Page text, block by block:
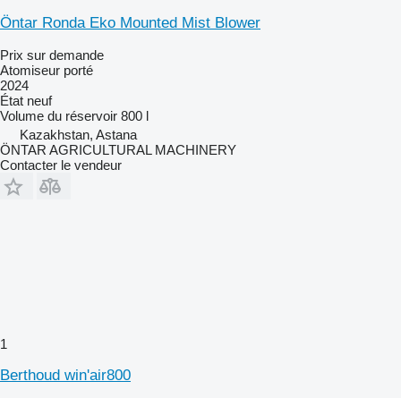
Öntar Ronda Eko Mounted Mist Blower
Prix sur demande
Atomiseur porté
2024
État neuf
Volume du réservoir 800 l
Kazakhstan, Astana
ÖNTAR AGRICULTURAL MACHINERY
Contacter le vendeur
1
Berthoud win'air800